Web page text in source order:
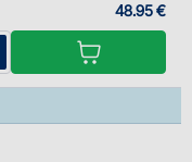
48.95 €